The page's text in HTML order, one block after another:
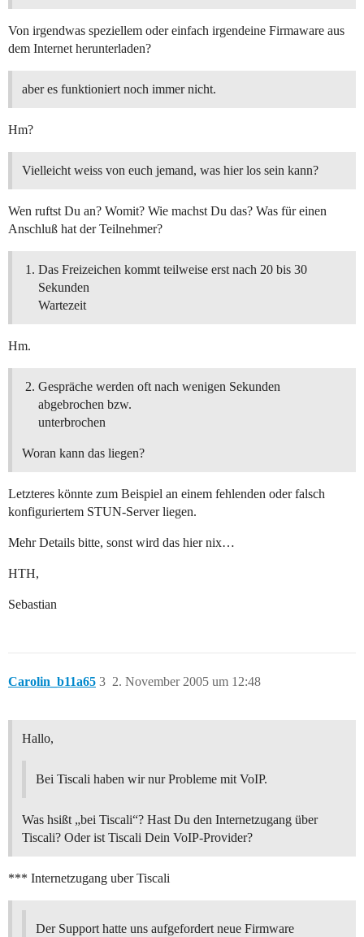
Von irgendwas speziellem oder einfach irgendeine Firmaware aus
dem Internet herunterladen?
aber es funktioniert noch immer nicht.
Hm?
Vielleicht weiss von euch jemand, was hier los sein kann?
Wen ruftst Du an? Womit? Wie machst Du das? Was für einen
Anschluß hat der Teilnehmer?
Das Freizeichen kommt teilweise erst nach 20 bis 30
Sekunden
Wartezeit
Hm.
Gespräche werden oft nach wenigen Sekunden
abgebrochen bzw.
unterbrochen
Woran kann das liegen?
Letzteres könnte zum Beispiel an einem fehlenden oder falsch
konfiguriertem STUN-Server liegen.
Mehr Details bitte, sonst wird das hier nix…
HTH,
Sebastian
Carolin_b11a65 2. November 2005 um 12:48
3
Hallo,
Bei Tiscali haben wir nur Probleme mit VoIP.
Was hsißt „bei Tiscali“? Hast Du den Internetzugang über
Tiscali? Oder ist Tiscali Dein VoIP-Provider?
*** Internetzugang uber Tiscali
Der Support hatte uns aufgefordert neue Firmware